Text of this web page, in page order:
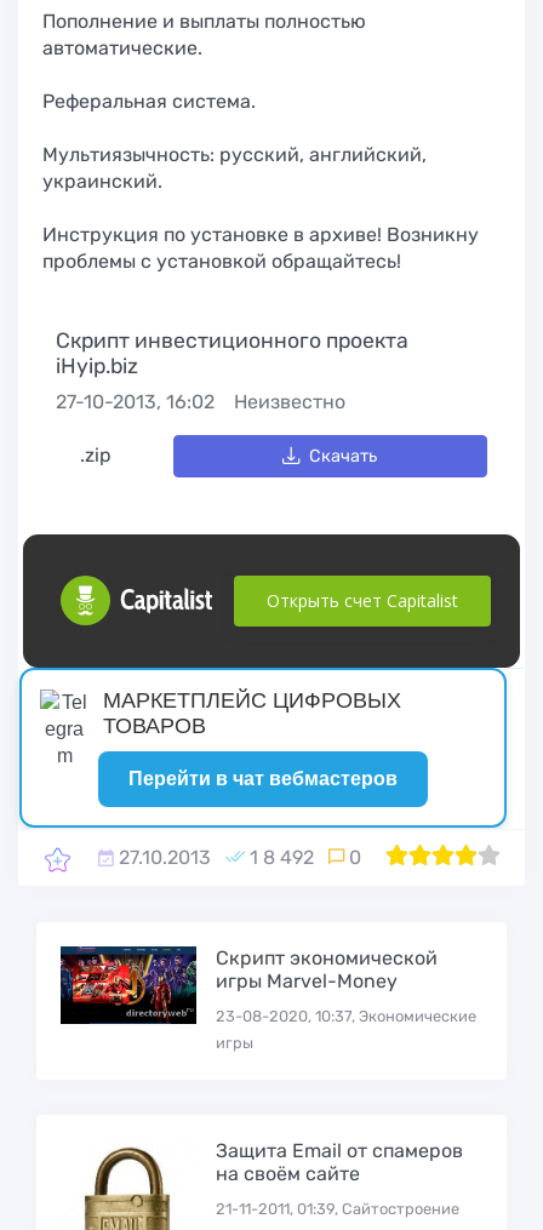
Пополнение и выплаты полностью
автоматические.
Реферальная система.
Мультиязычность: русский, английский,
украинский.
Инструкция по установке в архиве! Возникну
проблемы с установкой обращайтесь!
Cкрипт инвестиционного проектa
iHyip.biz
27-10-2013, 16:02 Неизвестно
.zip Скачать
Открыть счет Capitalist
МАРКЕТПЛЕЙС ЦИФРОВЫХ
ТОВАРОВ
Перейти в чат вебмастеров
27.10.2013 1 8 492 0 80
1 2 3 4 5
Скрипт экономической
игры Marvel-Money
23-08-2020, 10:37, Экономические
игры
Защита Email от спамеров
на своём сайте
21-11-2011, 01:39, Сайтостроение